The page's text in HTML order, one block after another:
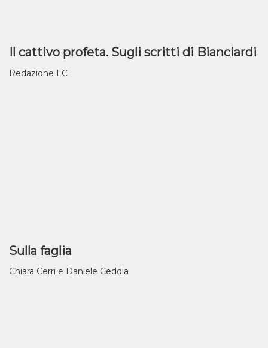
Il cattivo profeta. Sugli scritti di Bianciardi
Redazione LC
Sulla faglia
Chiara Cerri e Daniele Ceddia